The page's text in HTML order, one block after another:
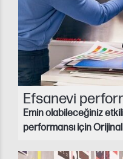
Efsanevi
Emin olabileceğiniz
performansı için